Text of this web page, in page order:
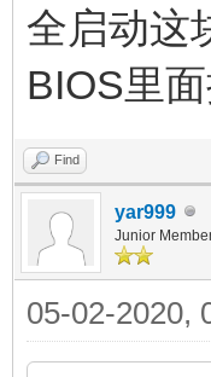
全启动这
BIOS里
Find
yar999
Junior
05-02-2020,